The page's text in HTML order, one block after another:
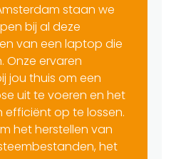
staan ​​we
bij al deze
van een laptop die
Onze ervaren
jou thuis om een
uit te voeren en het
efficiënt op te lossen.
het herstellen van
het